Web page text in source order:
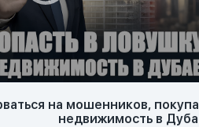
на мошенников,
недвижимость в